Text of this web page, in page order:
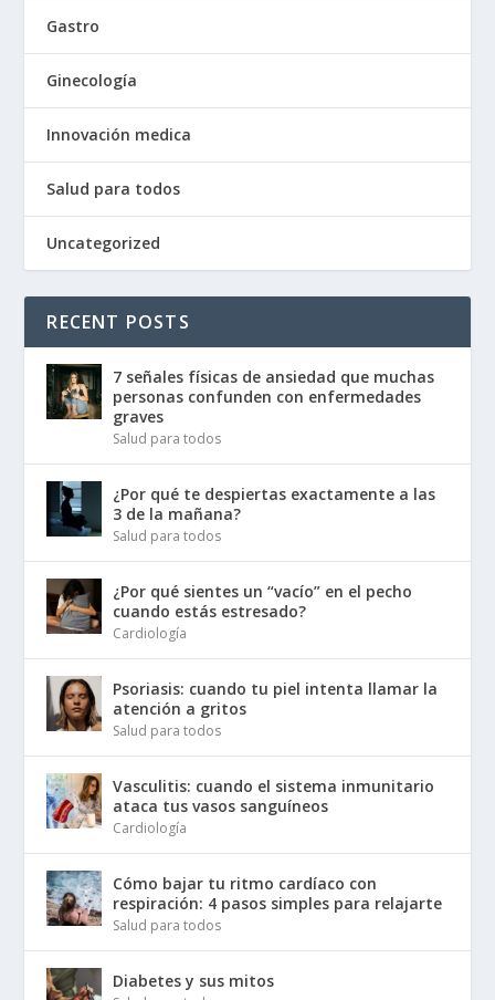
Gastro
Ginecología
Innovación medica
Salud para todos
Uncategorized
RECENT POSTS
7 señales físicas de ansiedad que muchas
personas confunden con enfermedades
graves
Salud para todos
¿Por qué te despiertas exactamente a las
3 de la mañana?
Salud para todos
¿Por qué sientes un “vacío” en el pecho
cuando estás estresado?
Cardiología
Psoriasis: cuando tu piel intenta llamar la
atención a gritos
Salud para todos
Vasculitis: cuando el sistema inmunitario
ataca tus vasos sanguíneos
Cardiología
Cómo bajar tu ritmo cardíaco con
respiración: 4 pasos simples para relajarte
Salud para todos
Diabetes y sus mitos